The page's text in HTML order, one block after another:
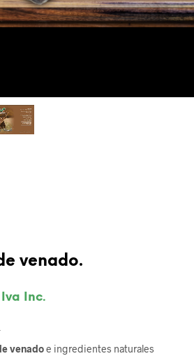
venado.
El
actual
Iva Inc.
venadoe ingredientes naturales